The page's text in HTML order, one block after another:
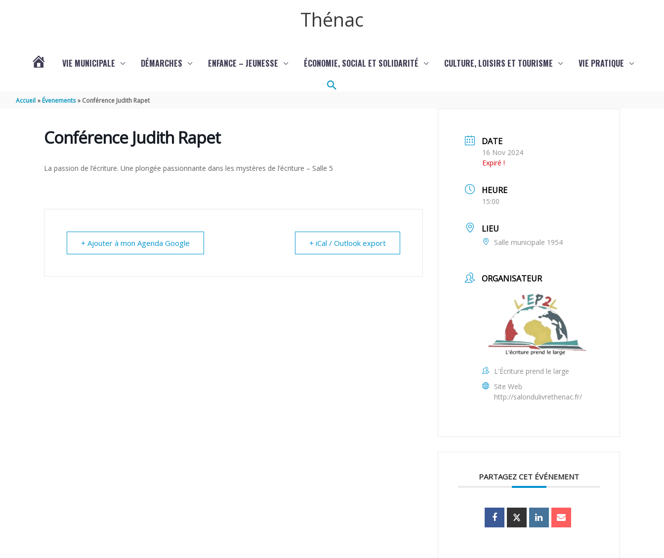
Thénac
THÉNAC
VIE MUNICIPALE DÉMARCHES ENFANCE – JEUNESSE ÉCONOMIE, SOCIAL ET SOLIDARITÉ CULTURE, LOISIRS ET TOURISME VIE PRATIQUE
Rechercher
Accueil Évenements Conférence Judith Rapet
Conférence Judith Rapet
La passion de l’écriture. Une plongée passionnante dans les mystères de l’écriture – Salle 5
+ Ajouter à mon Agenda Google + iCal / Outlook export
DATE
16 Nov 2024
Expiré !
HEURE
15:00
LIEU
Salle municipale 1954
ORGANISATEUR
L'Écriture prend le large
Site Web
http://salondulivrethenac.fr/
PARTAGEZ CET ÉVÉNEMENT